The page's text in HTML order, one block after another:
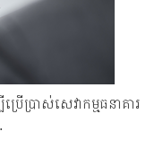
ប្រាស់​សេវាកម្ម​ធនាគារ​